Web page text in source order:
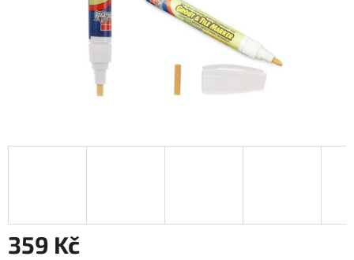
359 Kč